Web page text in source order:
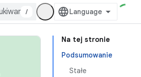
/
Na tej stronie
Podsumowanie
Stałe